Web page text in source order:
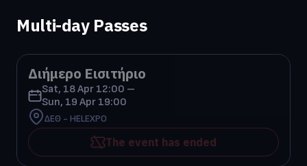
Multi-day Passes
Διήμερο Εισιτήριο
Sat, 18 Apr 12:00 –
Sun, 19 Apr 19:00
ΔΕΘ - HELEXPO
The event has ended